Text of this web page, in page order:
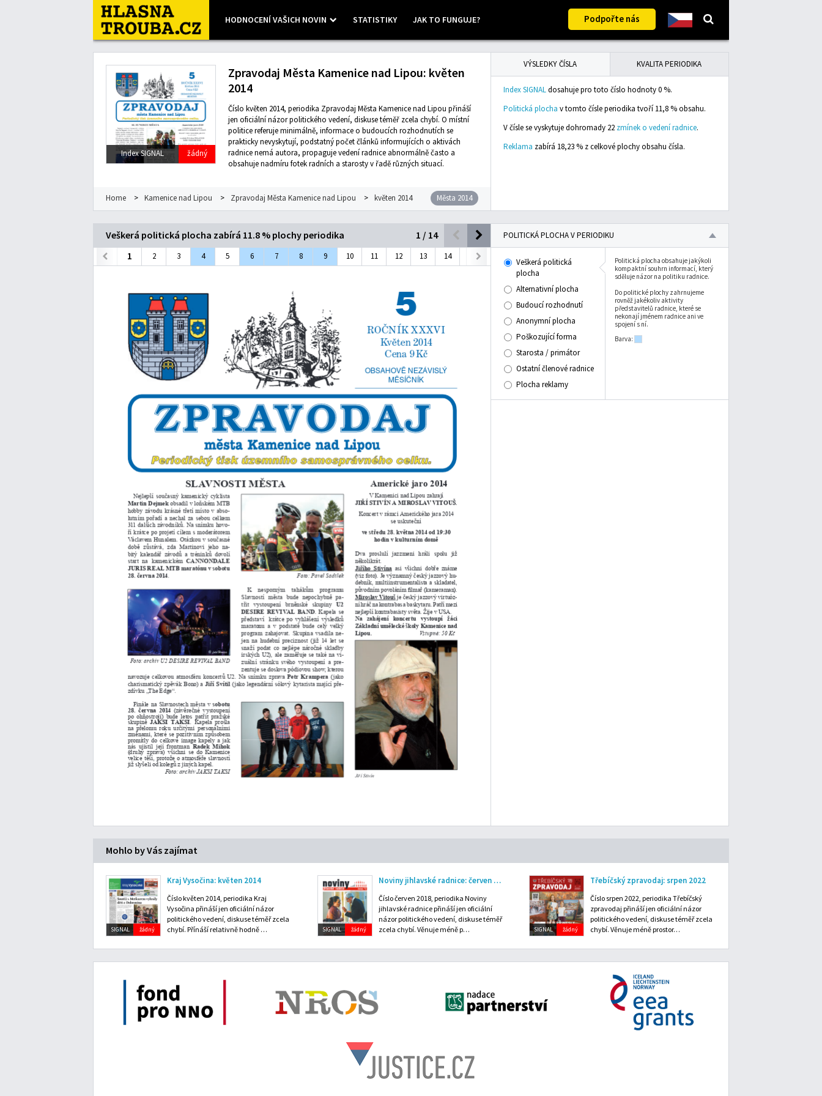
HODNOCENÍ VAŠICH NOVIN STATISTIKY JAK TO FUNGUJE? Podpořte nás
Leaflet| Map data ©OpenStreetMap contributors, Imagery © Mapbox
Index SIGNAL žádný
Zpravodaj Města Kamenice nad Lipou: květen
2014
Číslo květen 2014, periodika Zpravodaj Města Kamenice nad Lipou přináší
jen oficiální názor politického vedení, diskuse téměř zcela chybí. O místní
politice referuje minimálně, informace o budoucích rozhodnutích se
prakticky nevyskytují, podstatný počet článků informujících o aktivách
radnice nemá autora, propaguje vedení radnice abnormálně často a
obsahuje nadmíru fotek radních a starosty v řadě různých situací.
Home > Kamenice nad Lipou > Zpravodaj Města Kamenice nad Lipou > květen 2014 Města 2014
VÝSLEDKY ČÍSLA KVALITA PERIODIKA
Index SIGNALdosahuje pro toto číslo hodnoty 0 %.
Politická plocha v tomto čísle periodika tvoří 11,8 % obsahu.
V čísle se vyskytuje dohromady 22 zmínek o vedení radnice.
Reklama zabírá 18,23 % z celkové plochy obsahu čísla.
Veškerá politická plocha zabírá 11.8 % plochy periodika 1 / 14
1
2 3 4 5 6 7 8 9 10 11 12 13 14
POLITICKÁ PLOCHA V PERIODIKU
Veškerá politická
plocha
Alternativní plocha
Budoucí rozhodnutí
Anonymní plocha
Poškozující forma
Starosta / primátor
Ostatní členové radnice
Plocha reklamy
Politická plocha obsahuje jakýkoli
kompaktní souhrn informací, který
sděluje názor na politiku radnice.
Do politické plochy zahrnujeme
rovněž jakékoliv aktivity
představitelů radnice, které se
nekonají jménem radnice ani ve
spojení s ní.
Barva:
Mohlo by Vás zajímat
SIGNAL žádný
Kraj Vysočina: květen 2014
Číslo květen 2014, periodika Kraj
Vysočina přináší jen oficiální názor
politického vedení, diskuse téměř zcela
chybí. Přínáší relativně hodně …
SIGNAL žádný
Noviny jihlavské radnice: červen 2018
Číslo červen 2018, periodika Noviny
jihlavské radnice přináší jen oficiální
názor politického vedení, diskuse téměř
zcela chybí. Věnuje méně p…
SIGNAL žádný
Třebíčský zpravodaj: srpen 2022
Číslo srpen 2022, periodika Třebíčský
zpravodaj přináší jen oficiální názor
politického vedení, diskuse téměř zcela
chybí. Věnuje méně prostor…